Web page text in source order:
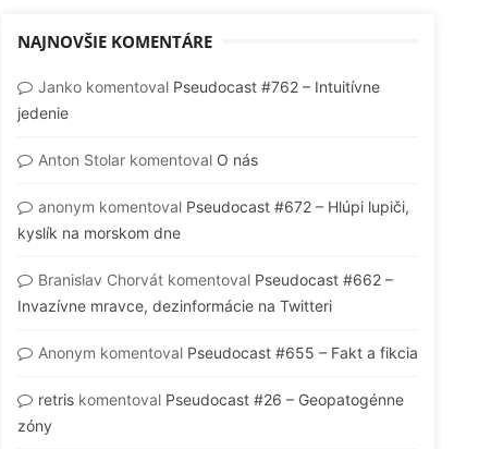
NAJNOVŠIE KOMENTÁRE
Jankokomentoval Pseudocast #762 – Intuitívne
jedenie
Anton Stolarkomentoval O nás
anonym komentoval Pseudocast #672 – Hlúpi lupiči,
kyslík na morskom dne
Branislav Chorvátkomentoval Pseudocast #662 –
Invazívne mravce, dezinformácie na Twitteri
Anonym komentoval Pseudocast #655 – Fakt a fikcia
retriskomentoval Pseudocast #26 – Geopatogénne
zóny